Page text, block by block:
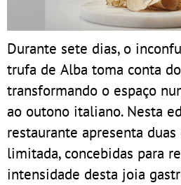
Durante sete dias, o
trufa de Alba toma conta
transformando o espaço
ao outono italiano. Nesta
restaurante apresenta
limitada, concebidas para
intensidade desta joia